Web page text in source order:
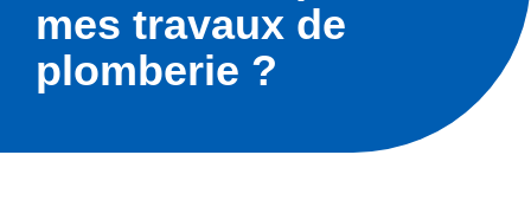
mes travaux de
plomberie ?